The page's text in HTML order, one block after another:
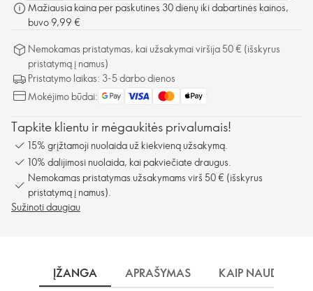
Mažiausia kaina per paskutines 30 dienų iki dabartinės kainos,
buvo 9,99 €
Nemokamas pristatymas, kai užsakymai viršija 50 € (išskyrus
pristatymą į namus)
Pristatymo laikas: 3-5 darbo dienos
Mokėjimo būdai:
Tapkite klientu ir mėgaukitės privalumais!
15% grįžtamoji nuolaida už kiekvieną užsakymą.
10% dalijimosi nuolaida, kai pakviečiate draugus.
Nemokamas pristatymas užsakymams virš 50 € (išskyrus
pristatymą į namus).
Sužinoti daugiau
ĮŽANGA APRAŠYMAS KAIP NAUDOTI?